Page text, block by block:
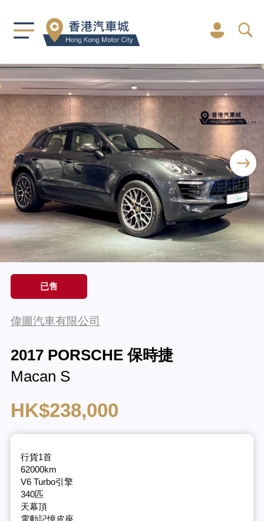
已售
偉圖汽車有限公司
2017 PORSCHE 保時捷
Macan S
HK$238,000
行貨1首
62000km
V6 Turbo引擎
340匹
天幕頂